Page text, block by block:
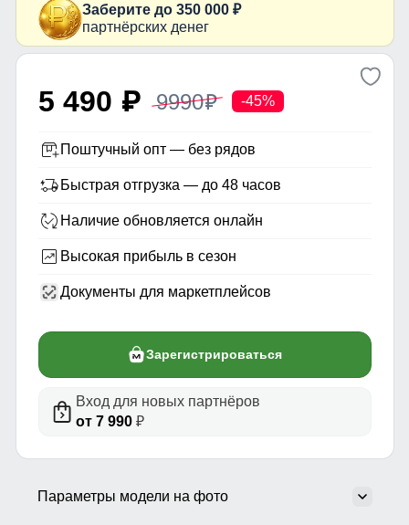
Заберите до 350 000 ₽
партнёрских денег
5 490 p 9990p -45%
Поштучный опт — без рядов
Быстрая отгрузка — до 48 часов
Наличие обновляется онлайн
Высокая прибыль в сезон
Документы для маркетплейсов
Зарегистрироваться
Вход для новых партнёров
от 7 990₽
Параметры модели на фото